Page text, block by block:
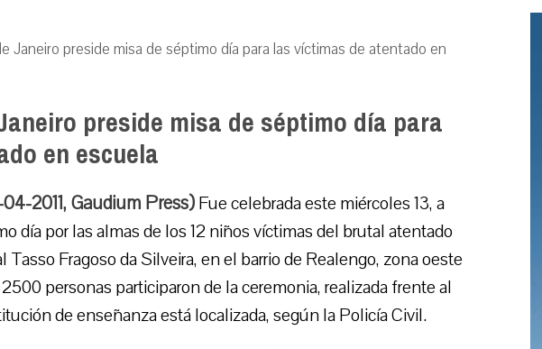
Janeiro preside misa de séptimo día para las víctimas de atentado en
preside misa de séptimo día para
en escuela
2011, Gaudium Press)Fue celebrada este miércoles 13, a
día por las almas de los 12 niños víctimas del brutal atentado
Fragoso da Silveira, en el barrio de Realengo, zona oeste
personas participaron de la ceremonia, realizada frente al
de enseñanza está localizada, según la Policía Civil.